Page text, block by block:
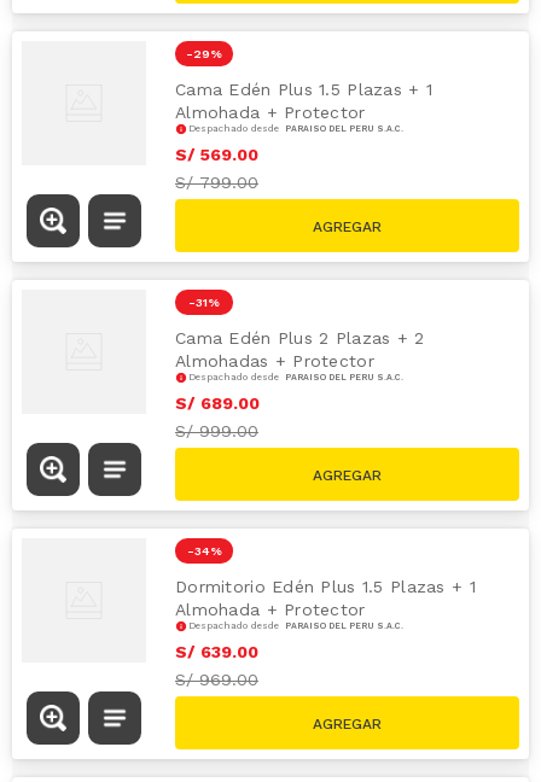
-29 %
Cama Edén Plus 1.5 Plazas + 1
Almohada + Protector
Despachado desde PARAÍSO DEL PERÚ S.A.C.
S/ 569.00
S/799.00
-31 %
Cama Edén Plus 2 Plazas + 2
Almohadas + Protector
Despachado desde PARAÍSO DEL PERÚ S.A.C.
S/ 689.00
S/999.00
-34 %
Dormitorio Edén Plus 1.5 Plazas + 1
Almohada + Protector
Despachado desde PARAÍSO DEL PERÚ S.A.C.
S/ 639.00
S/969.00